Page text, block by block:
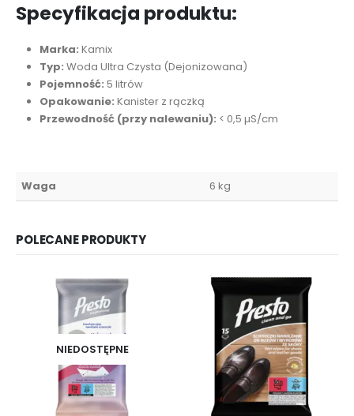
Specyfikacja produktu:
Marka: Kamix
Typ: Woda Ultra Czysta (Dejonizowana)
Pojemność: 5 litrów
Opakowanie: Kanister z rączką
Przewodność (przy nalewaniu): < 0,5 µS/cm
Waga 6 kg
POLECANE PRODUKTY
NIEDOSTĘPNE